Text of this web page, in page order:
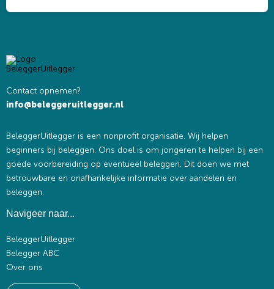
Contact opnemen?
info@beleggeruitlegger.nl
BeleggerUitlegger is een nonprofit organisatie. Wij helpen
beginners bij beleggen. Ons doel is om jongeren te helpen bij een
goede voorbereiding op eventueel beleggen. Dit doen we met
betrouwbare en onafhankelijke informatie over aandelen en
beleggen.
Navigeer naar...
BeleggerUitlegger
Belegger ABC
Over ons